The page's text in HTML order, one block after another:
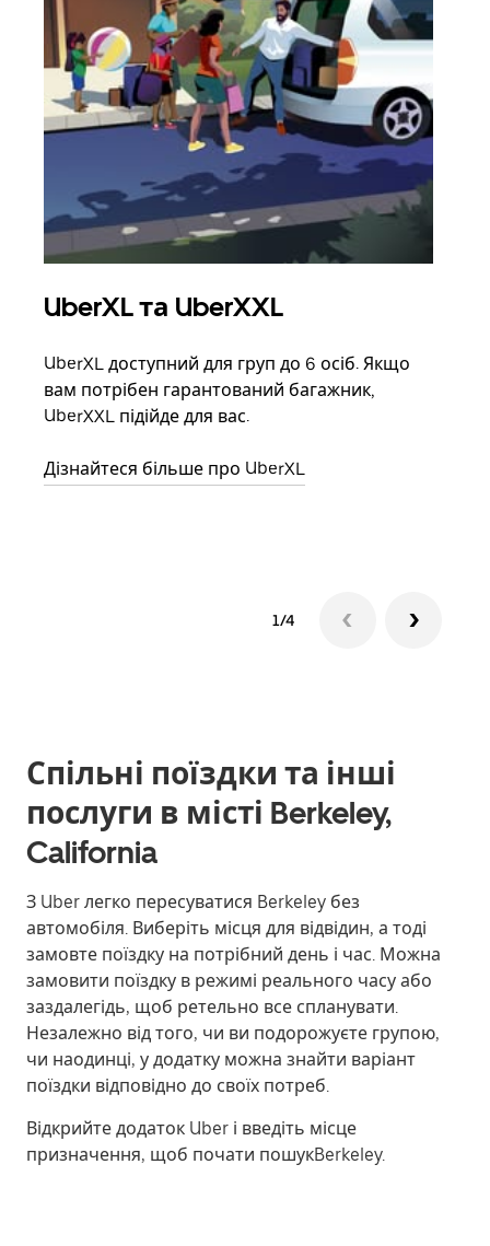
UberXL та UberXXL
UberXL доступний для груп до 6 осіб. Якщо
вам потрібен гарантований багажник,
UberXXL підійде для вас.
Дізнайтеся більше про UberXL
1/4
Спільні поїздки та інші
послуги в місті Berkeley,
California
З Uber легко пересуватися Berkeley без
автомобіля. Виберіть місця для відвідин, а тоді
замовте поїздку на потрібний день і час. Можна
замовити поїздку в режимі реального часу або
заздалегідь, щоб ретельно все спланувати.
Незалежно від того, чи ви подорожуєте групою,
чи наодинці, у додатку можна знайти варіант
поїздки відповідно до своїх потреб.
Відкрийте додаток Uber і введіть місце
призначення, щоб почати пошукBerkeley.